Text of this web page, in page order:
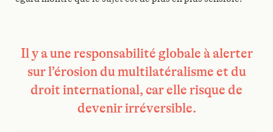
Il y a une responsabilité globale à alerter
sur l’érosion du multilatéralisme et du
droit international, car elle risque de
devenir irréversible.